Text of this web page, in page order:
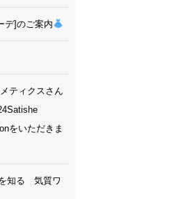
デ]のご案内
ティクスさん
をいただきま
知る 気質ワ